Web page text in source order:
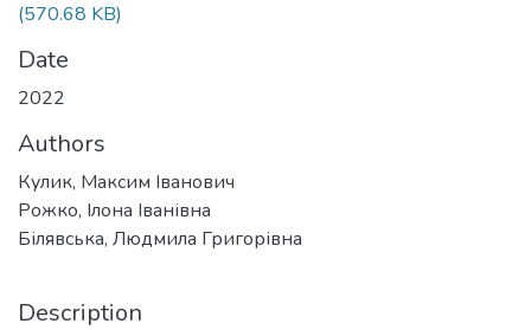
(570.68 KB)
Date
2022
Authors
Кулик, Максим Іванович
Рожко, Ілона Іванівна
Білявська, Людмила Григорівна
Description